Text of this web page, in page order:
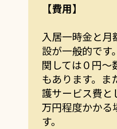
【費用】
入居一時金と月
設が一般的です
関しては０円～
もあります。ま
護サービス費と
万円程度かかる
す。